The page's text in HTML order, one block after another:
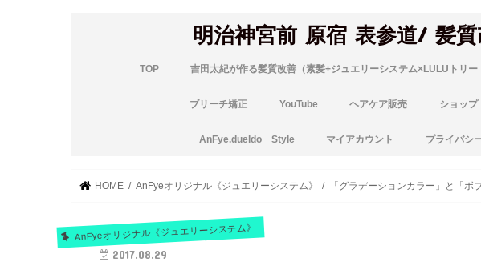
明治神宮前 原宿 表参道/ 髪
TOP 吉田太紀が作る髪質改善（素髪+ジュエリーシステム×LULUトリー
ブリーチ矯正 YouTube ヘアケア販売 ショップ
AnFye.dueldo Style マイアカウント プライバシ
HOME AnFyeオリジナル《ジュエリーシステム》 「グラデーションカラー」と「ボブ
AnFyeオリジナル《ジュエリーシステム》
2017.08.29